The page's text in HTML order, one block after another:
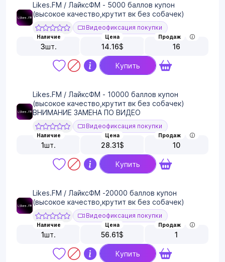
Likes.FM / ЛайксФМ - 5000 баллов купон
(высокое качество,крутит вк без собачек)
Видеофиксация покупки
Наличие
3шт.
Цена
14.16$
Продаж
16
Купить
Likes.FM / ЛайксФМ - 10000 баллов купон
(высокое качество,крутит вк без собачек)
ВНИМАНИЕ ЗАМЕНА ПО ВИДЕО
Видеофиксация покупки
Наличие
1шт.
Цена
28.31$
Продаж
10
Купить
Likes.FM / ЛайксФМ -20000 баллов купон
(высокое качество,крутит вк без собачек)
Видеофиксация покупки
Наличие
1шт.
Цена
56.61$
Продаж
1
Купить